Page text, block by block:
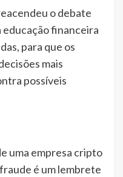
o debate
educação financeira
para que os
mais
possíveis
uma empresa cripto
é um lembrete